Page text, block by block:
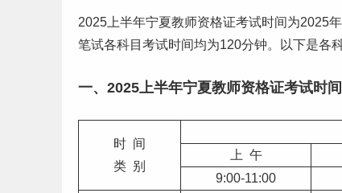
2025上半年宁夏教师资格证考试时间为2025
笔试各科目考试时间均为120分钟。以下是各
一、2025上半年宁夏教师资格证考试时间
时 间
类 别
上 午
9:00-11:00